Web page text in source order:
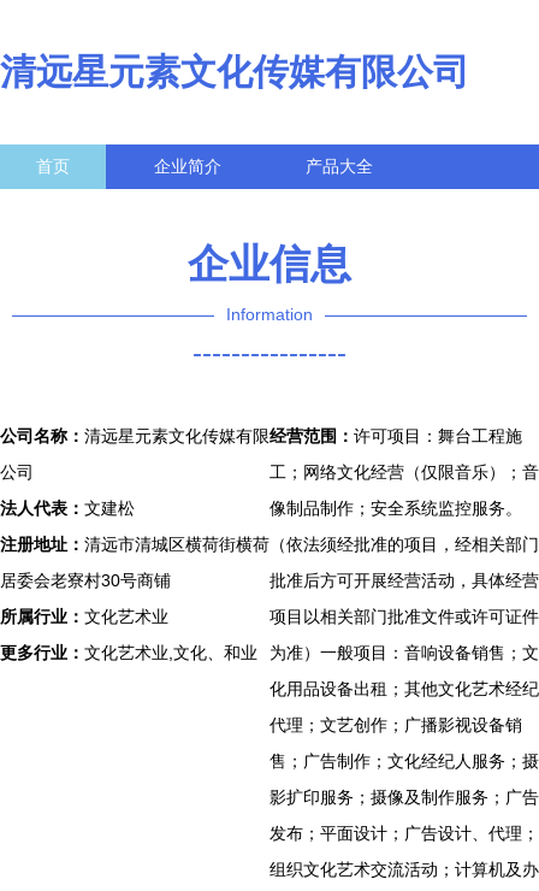
清远星元素文化传媒有限公司
首页 企业简介 产品大全
企业信息
Information
----------------
公司名称： 清远星元素文化传媒有限
公司
法人代表： 文建松
注册地址： 清远市清城区横荷街横荷
居委会老寮村30号商铺
所属行业： 文化艺术业
更多行业： 文化艺术业,文化、和业
经营范围： 许可项目：舞台工程施
工；网络文化经营（仅限音乐）；音
像制品制作；安全系统监控服务。
（依法须经批准的项目，经相关部门
批准后方可开展经营活动，具体经营
项目以相关部门批准文件或许可证件
为准）一般项目：音响设备销售；文
化用品设备出租；其他文化艺术经纪
代理；文艺创作；广播影视设备销
售；广告制作；文化经纪人服务；摄
影扩印服务；摄像及制作服务；广告
发布；平面设计；广告设计、代理；
组织文化艺术交流活动；计算机及办